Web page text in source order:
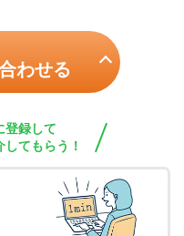
わせる
登録して
てもらう！